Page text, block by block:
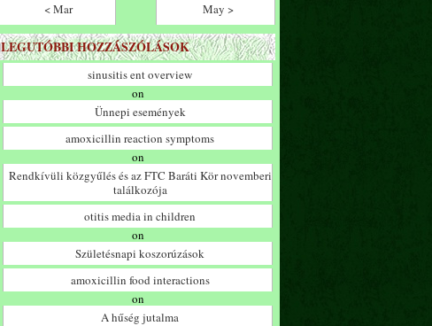
< Mar
May >
LEGUTÓBBI HOZZÁSZÓLÁSOK
sinusitis ent overview
on
Ünnepi események
amoxicillin reaction symptoms
on
Rendkívüli közgyűlés és az FTC Baráti Kör novemberi
találkozója
otitis media in children
on
Születésnapi koszorúzások
amoxicillin food interactions
on
A hűség jutalma